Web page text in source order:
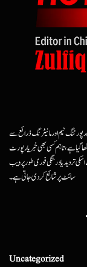
ٹیم اور مانیٹرنگ ذرائع سے
ہے، تاہم کسی بھی خبر یا رپورٹ
تردید یا درستگی فوری طور پر ویب
سائٹ پر شائع کردی جاتی ہے۔
Uncategorized